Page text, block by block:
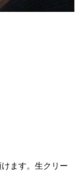
ます。生クリー